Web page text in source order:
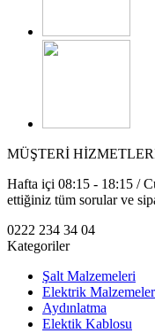
MÜŞTERİ
Hafta içi 08:15 - 18:15 /
ettiğiniz tüm sorular ve
0222 234 34 04
Kategoriler
Şalt Malzemeleri
Elektrik
Aydınlatma
Elektik Kablosu